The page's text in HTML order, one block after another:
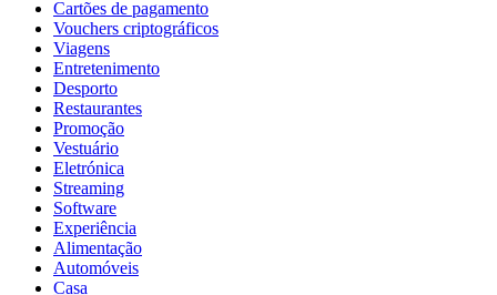
Cartões de pagamento
Vouchers criptográficos
Viagens
Entretenimento
Desporto
Restaurantes
Promoção
Vestuário
Eletrónica
Streaming
Software
Experiência
Alimentação
Automóveis
Casa